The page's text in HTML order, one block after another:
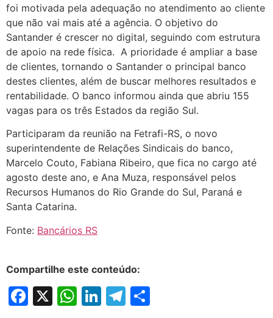
foi motivada pela adequação no atendimento ao cliente
que não vai mais até a agência. O objetivo do
Santander é crescer no digital, seguindo com estrutura
de apoio na rede física. A prioridade é ampliar a base
de clientes, tornando o Santander o principal banco
destes clientes, além de buscar melhores resultados e
rentabilidade. O banco informou ainda que abriu 155
vagas para os três Estados da região Sul.
Participaram da reunião na Fetrafi-RS, o novo
superintendente de Relações Sindicais do banco,
Marcelo Couto, Fabiana Ribeiro, que fica no cargo até
agosto deste ano, e Ana Muza, responsável pelos
Recursos Humanos do Rio Grande do Sul, Paraná e
Santa Catarina.
Fonte: Bancários RS
Compartilhe este conteúdo:
Facebook
X WhatsApp
LinkedIn
Telegram